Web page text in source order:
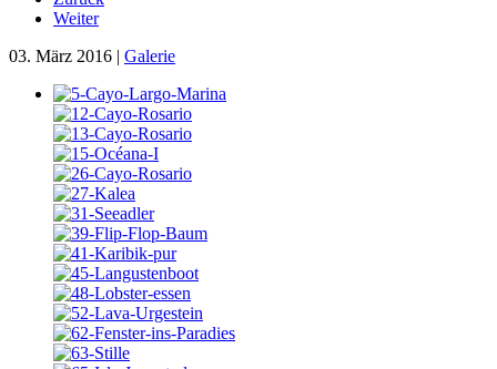
Weiter
03. März 2016 | Galerie